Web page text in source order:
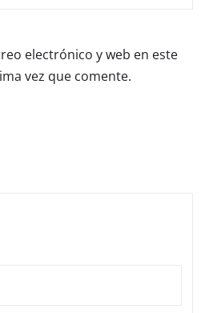
electrónico y web en este
vez que comente.